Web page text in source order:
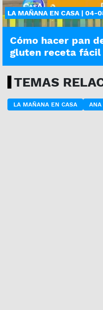
LA MAÑANA EN CASA | 04-
Cómo hacer pan
gluten receta fácil
TEMAS
LA MAÑANA EN CASA ANA